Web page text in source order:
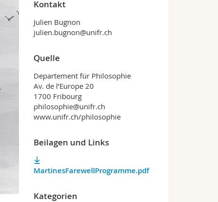
Kontakt
Julien Bugnon
julien.bugnon@unifr.ch
Quelle
Departement für Philosophie
Av. de l’Europe 20
1700 Fribourg
philosophie@unifr.ch
www.unifr.ch/philosophie
Beilagen und Links
MartinesFarewellProgramme.pdf
Kategorien